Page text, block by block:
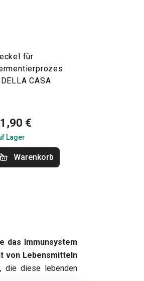
für
CASA
€
Lager
Warenkorb
das Immunsystem
von Lebensmitteln
die diese lebenden